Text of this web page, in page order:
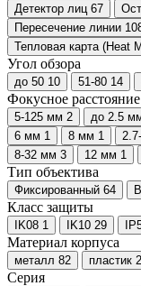
Детектор лиц 67
Пересечение линии
Тепловая карта (Heat
Угол обзора
до 50 10 51-80 14
Фокусное расстояние
5-125 мм 2 до 2.5
6 мм 1 8 мм 1
8-32 мм 3 12 мм 1
Тип объектива
Фиксированный 64
Класс защиты
IK08 1 IK10 29
Материал корпуса
металл 82 пластик 2
Серия